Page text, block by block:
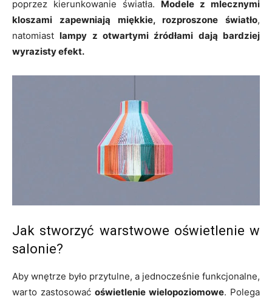
poprzez kierunkowanie światła. Modele z mlecznymi
kloszami zapewniają miękkie, rozproszone światło,
natomiastlampy z otwartymi źródłami dają bardziej
wyrazisty efekt.
Jak stworzyć warstwowe oświetlenie w
salonie?
Aby wnętrze było przytulne, a jednocześnie funkcjonalne,
warto zastosować oświetlenie wielopoziomowe. Polega